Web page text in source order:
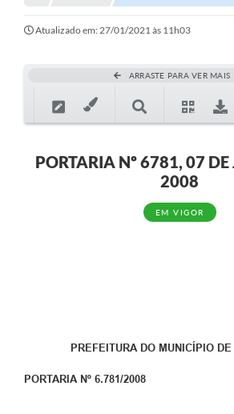
Atualizado em: 27/01/2021 às 11h03
ARRASTE PARA VER MAIS
PORTARIA Nº 6781, 07 DE
2008
EM VIGOR
PREFEITURA DO MUNICÍPIO
PORTARIA Nº 6.781/2008